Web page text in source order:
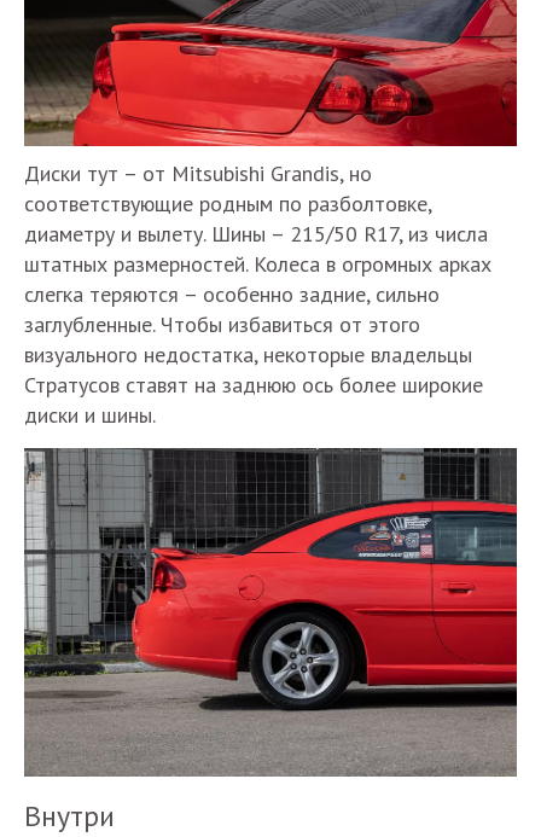
Диски тут – от Mitsubishi Grandis, но
соответствующие родным по разболтовке,
диаметру и вылету. Шины – 215/50 R17, из числа
штатных размерностей. Колеса в огромных арках
слегка теряются – особенно задние, сильно
заглубленные. Чтобы избавиться от этого
визуального недостатка, некоторые владельцы
Стратусов ставят на заднюю ось более широкие
диски и шины.
Внутри